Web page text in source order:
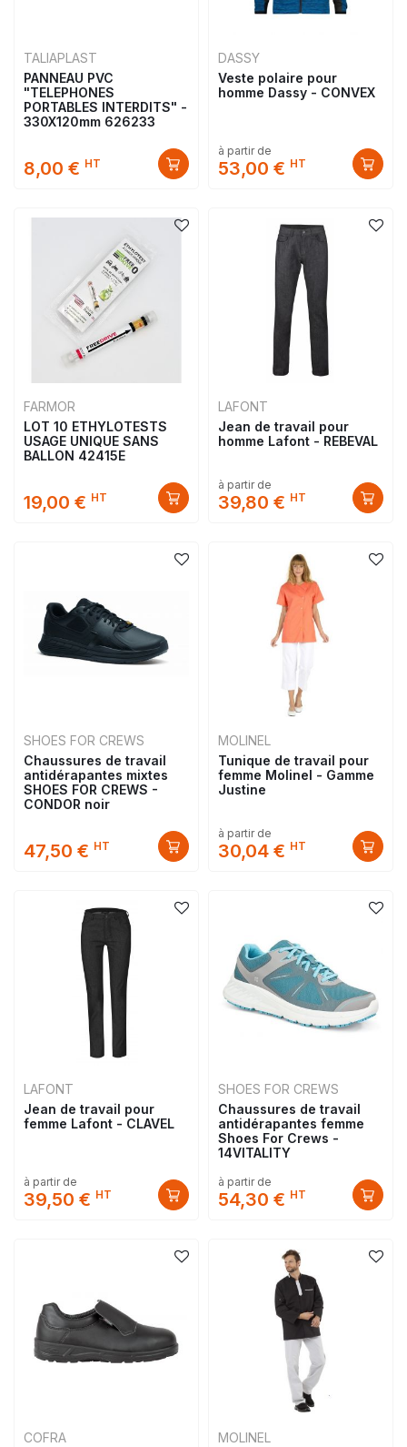
TALIAPLAST
PANNEAU PVC
"TELEPHONES
PORTABLES INTERDITS" -
330X120mm 626233
8,00 € HT
DASSY
Veste polaire pour
homme Dassy - CONVEX
à partir de
53,00 € HT
FARMOR
LOT 10 ETHYLOTESTS
USAGE UNIQUE SANS
BALLON 42415E
19,00 € HT
LAFONT
Jean de travail pour
homme Lafont - REBEVAL
à partir de
39,80 € HT
SHOES FOR CREWS
Chaussures de travail
antidérapantes mixtes
SHOES FOR CREWS -
CONDOR noir
47,50 € HT
MOLINEL
Tunique de travail pour
femme Molinel - Gamme
Justine
à partir de
30,04 € HT
LAFONT
Jean de travail pour
femme Lafont - CLAVEL
à partir de
39,50 € HT
SHOES FOR CREWS
Chaussures de travail
antidérapantes femme
Shoes For Crews -
14VITALITY
à partir de
54,30 € HT
COFRA
MOLINEL